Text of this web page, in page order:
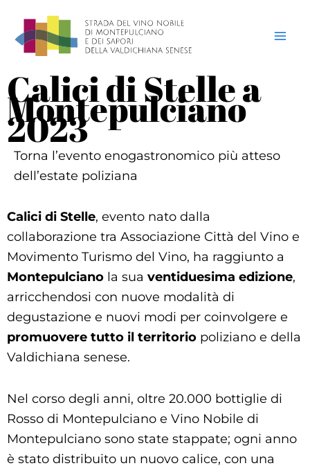
contenuto
Calici di Stelle a
Montepulciano
2023
Torna l’evento enogastronomico più atteso
dell’estate poliziana
Calici di Stelle, evento nato dalla
collaborazione tra Associazione Città del Vino e
Movimento Turismo del Vino, ha raggiunto a
Montepulciano la sua ventiduesima edizione,
arricchendosi con nuove modalità di
degustazione e nuovi modi per coinvolgere e
promuovere tutto il territorio poliziano e della
Valdichiana senese.
Nel corso degli anni, oltre 20.000 bottiglie di
Rosso di Montepulciano e Vino Nobile di
Montepulciano sono state stappate; ogni anno
è stato distribuito un nuovo calice, con una